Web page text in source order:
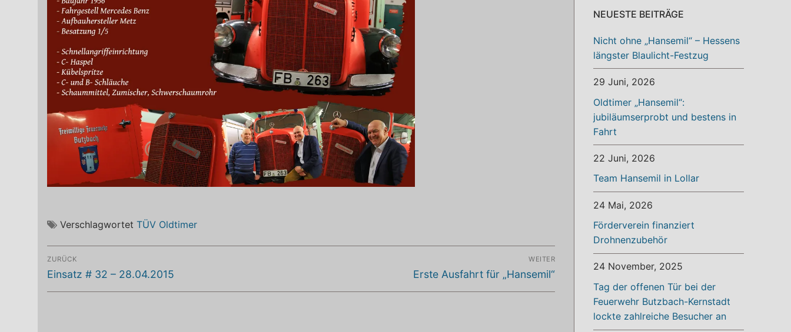
Verschlagwortet TÜV Oldtimer
Beitragsnavigation
ZURÜCK
Vorheriger
Einsatz # 32 – 28.04.2015
WEITER
Nächster
Erste Ausfahrt für „Hansemil“
NEUESTE BEITRÄGE
Nicht ohne „Hansemil“ – Hessens
längster Blaulicht-Festzug
29 Juni, 2026
Oldtimer „Hansemil“:
jubiläumserprobt und bestens in
Fahrt
22 Juni, 2026
Team Hansemil in Lollar
24 Mai, 2026
Förderverein finanziert
Drohnenzubehör
24 November, 2025
Tag der offenen Tür bei der
Feuerwehr Butzbach-Kernstadt
lockte zahlreiche Besucher an